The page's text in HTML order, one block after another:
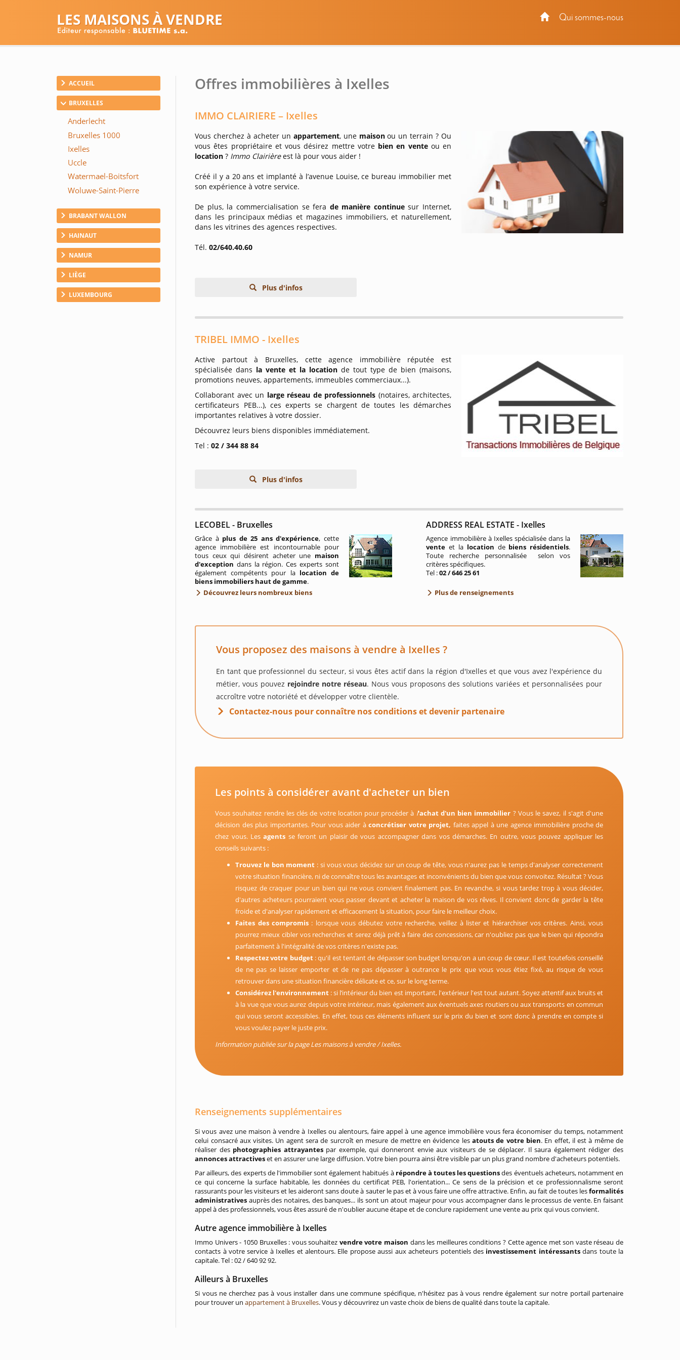
Qui sommes-nous
LES MAISONS À VENDRE
ACCUEIL
BRUXELLES
BRABANT WALLON
HAINAUT
NAMUR
LIÈGE
LUXEMBOURG
Offres immobilières à Ixelles
IMMO CLAIRIERE – Ixelles
Vous cherchez à acheter un appartement, unemaisonou un terrain ? Ou
vous êtes propriétaire et vous désirez mettre votre bien en venteou en
location ? Immo Clairièreest là pour vous aider !
Créé il y a 20 ans et implanté à l’avenue Louise, ce bureau immobilier met
son expérience à votre service.
De plus, la commercialisation se fera de manière continuesur Internet,
dans les principaux médias et magazines immobiliers, et naturellement,
dans les vitrines des agences respectives.
Tél.02/640.40.60
Plus d'infos
TRIBEL IMMO - Ixelles
Active partout à Bruxelles, cette agence immobilière réputée est
spécialisée dans la vente et la location de tout type de bien (maisons,
promotions neuves, appartements, immeubles commerciaux...).
Collaborant avec un large réseau de professionnels (notaires, architectes,
certificateurs PEB...), ces experts se chargent de toutes les démarches
importantes relatives à votre dossier.
Découvrez leurs biens disponibles immédiatement.
Tel :02 / 344 88 84
Plus d'infos
LECOBEL - Bruxelles
Grâce à plus de 25 ans d'expérience, cette
agence immobilière est incontournable pour
tous ceux qui désirent acheter une maison
d'exception dans la région. Ces experts sont
également compétents pour la location de
biens immobiliers haut de gamme.
Découvrez leurs nombreux biens
ADDRESS REAL ESTATE - Ixelles
Agence immobilière à Ixelles spécialisée dans la
venteet la location de biens résidentiels.
Toute recherche personnalisée selon vos
critères spécifiques.
Tel :02 / 646 25 61
Plus de renseignements
Vous proposez des maisons à vendre à Ixelles ?
En tant que professionnel du secteur, si vous êtes actif dans la région d'Ixelles et que vous avez l'expérience du
métier, vous pouvez rejoindre notre réseau. Nous vous proposons des solutions variées et personnalisées pour
accroître votre notoriété et développer votre clientèle.
Contactez-nous pour connaître nos conditions et devenir partenaire
Les points à considérer avant d'acheter un bien
Vous souhaitez rendre les clés de votre location pour procéder à l'achat d'un bien immobilier ? Vous le savez, il s'agit d'une
décision des plus importantes. Pour vous aider àconcrétiser votre projet, faites appel à une agence immobilière proche de
chez vous. Lesagents se feront un plaisir de vous accompagner dans vos démarches. En outre, vous pouvez appliquer les
conseils suivants :
Trouvez le bon moment : si vous vous décidez sur un coup de tête, vous n'aurez pas le temps d'analyser correctement
votre situation financière, ni de connaître tous les avantages et inconvénients du bien que vous convoitez. Résultat ? Vous
risquez de craquer pour un bien qui ne vous convient finalement pas. En revanche, si vous tardez trop à vous décider,
d'autres acheteurs pourraient vous passer devant et acheter la maison de vos rêves. Il convient donc de garder la tête
froide et d'analyser rapidement et efficacement la situation, pour faire le meilleur choix.
Faites des compromis: lorsque vous débutez votre recherche, veillez à lister et hiérarchiser vos critères. Ainsi, vous
pourrez mieux cibler vos recherches et serez déjà prêt à faire des concessions, car n'oubliez pas que le bien qui répondra
parfaitement à l'intégralité de vos critères n'existe pas.
Respectez votre budget : qu'il est tentant de dépasser son budget lorsqu'on a un coup de cœur. Il est toutefois conseillé
de ne pas se laisser emporter et de ne pas dépasser à outrance le prix que vous vous étiez fixé, au risque de vous
retrouver dans une situation financière délicate et ce, sur le long terme.
Considérez l'environnement : si l’intérieur du bien est important, l'extérieur l'est tout autant. Soyez attentif aux bruits et
à la vue que vous aurez depuis votre intérieur, mais également aux éventuels axes routiers ou aux transports en commun
qui vous seront accessibles. En effet, tous ces éléments influent sur le prix du bien et sont donc à prendre en compte si
vous voulez payer le juste prix.
Information publiée sur la page Les maisons à vendre / Ixelles.
Renseignements supplémentaires
Si vous avez une maison à vendre à Ixelles ou alentours, faire appel à une agence immobilière vous fera économiser du temps, notamment
celui consacré aux visites. Un agent sera de surcroît en mesure de mettre en évidence lesatouts de votre bien. En effet, il est à même de
réaliser des photographies attrayantespar exemple, qui donneront envie aux visiteurs de se déplacer. Il saura également rédiger des
annonces attractiveset en assurer une large diffusion. Votre bien pourra ainsi être visible par un plus grand nombre d'acheteurs potentiels.
Par ailleurs, des experts de l'immobilier sont également habitués àrépondre à toutes les questionsdes éventuels acheteurs, notamment en
ce qui concerne la surface habitable, les données du certificat PEB, l'orientation... Ce sens de la précision et ce professionnalisme seront
rassurants pour les visiteurs et les aideront sans doute à sauter le pas et à vous faire une offre attractive. Enfin, au fait de toutes lesformalités
administratives auprès des notaires, des banques... ils sont un atout majeur pour vous accompagner dans le processus de vente. En faisant
appel à des professionnels, vous êtes assuré de n'oublier aucune étape et de conclure rapidement une vente au prix qui vous convient.
Autre agence immobilière à Ixelles
Immo Univers - 1050 Bruxelles : vous souhaitez vendre votre maison dans les meilleures conditions ? Cette agence met son vaste réseau de
contacts à votre service à Ixelles et alentours. Elle propose aussi aux acheteurs potentiels des investissement intéressantsdans toute la
capitale. Tel : 02 / 640 92 92.
Ailleurs à Bruxelles
Si vous ne cherchez pas à vous installer dans une commune spécifique, n'hésitez pas à vous rendre également sur notre portail partenaire
pour trouver unappartement à Bruxelles. Vous y découvrirez un vaste choix de biens de qualité dans toute la capitale.